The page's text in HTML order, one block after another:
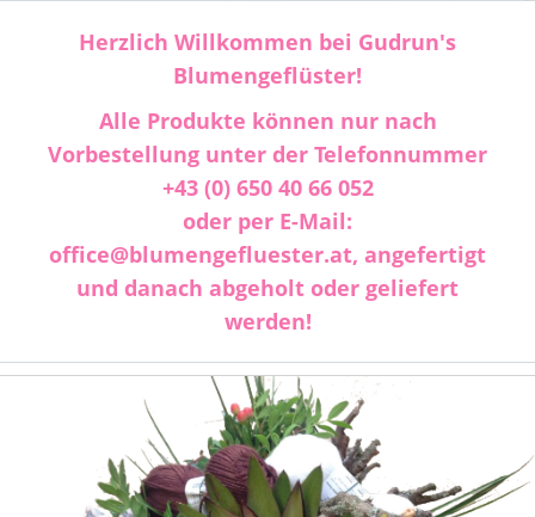
Herzlich Willkommen bei Gudrun's
Blumengeflüster!
Alle Produkte können nur nach
Vorbestellung unter der Telefonnummer
+43 (0) 650 40 66 052
oder per E-Mail:
office@blumengefluester.at, angefertigt
und danach abgeholt oder geliefert
werden!